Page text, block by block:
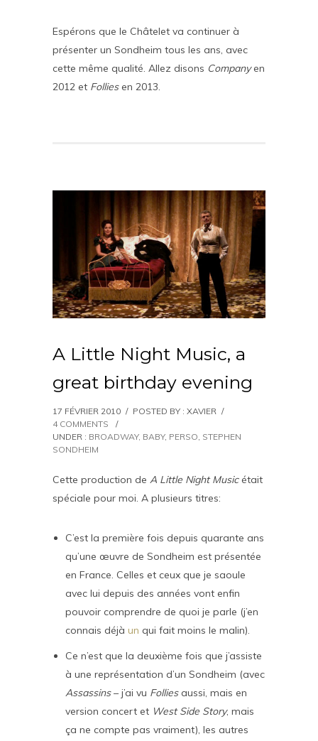
Espérons que le Châtelet va continuer à
présenter un Sondheim tous les ans, avec
cette même qualité. Allez disons Companyen
2012 et Folliesen 2013.
A Little Night Music, a
great birthday evening
17 FÉVRIER 2010 / POSTED BY : XAVIER /
4 COMMENTS
/
UNDER : BROADWAY, BABY, PERSO STEPHEN
SONDHEIM
Cette production de A Little Night Musicétait
spéciale pour moi. A plusieurs titres:
C’est la première fois depuis quarante ans
qu’une œuvre de Sondheim est présentée
en France. Celles et ceux que je saoule
avec lui depuis des années vont enfin
pouvoir comprendre de quoi je parle (j’en
connais déjàun qui fait moins le malin).
Ce n’est que la deuxième fois que j’assiste
à une représentation d’un Sondheim (avec
Assassins– j’ai vu Folliesaussi, mais en
version concert et West Side Story, mais
ça ne compte pas vraiment), les autres